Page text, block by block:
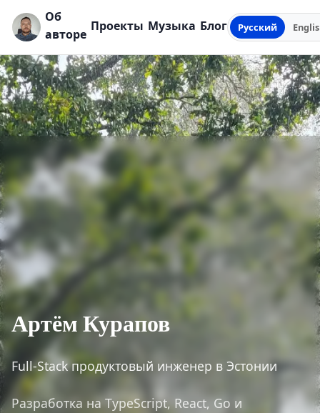
Об
авторе
Проекты Музыка Блог Русский
Артём Курапов
Full-Stack продуктовый инженер в Эстонии
Разработка на TypeScript, React, Go и